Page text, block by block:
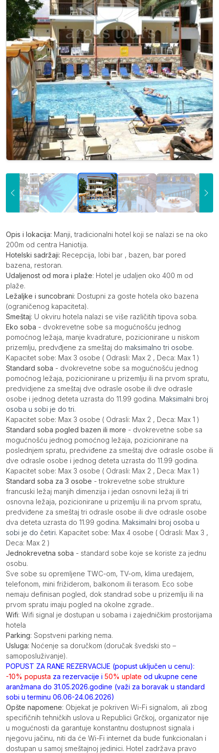
Opis
Opis i lokacija: Manji, tradicionalni hotel koji se nalazi se na oko
200m od centra Haniotija.
Hotelski sadržaji: Recepcija, lobi bar , bazen, bar pored
bazena, restoran.
Udaljenost od mora i plaže: Hotel je udaljen oko 400 m od
plaže.
Ležaljke i suncobrani: Dostupni za goste hotela oko bazena
(ograničenog kapaciteta).
Smeštaj: U okviru hotela nalazi se više različitih tipova soba.
Eko soba - dvokrevetne sobe sa mogućnošću jednog
pomoćnog ležaja, manje kvadrature, pozicionirane u niskom
prizemlju, predvđjene za smeštaj do maksimalno tri osobe.
Kapacitet sobe: Max 3 osobe ( Odrasli: Max 2 , Deca: Max 1 )
Standard soba - dvokrevetne sobe sa mogućnošću jednog
pomoćnog ležaja, pozicionirane u prizemlju ili na prvom spratu,
predvidjene za smeštaj dve odrasle osobe ili dve odrasle
osobe i jednog deteta uzrasta do 11.99 godina. Maksimalni broj
osoba u sobi je do tri.
Kapacitet sobe: Max 3 osobe ( Odrasli: Max 2 , Deca: Max 1 )
Standard soba pogled bazen ili more - dvokrevetne sobe sa
mogućnošću jednog pomoćnog ležaja, pozicionirane na
poslednjem spratu, predviđene za smeštaj dve odrasle osobe ili
dve odrasle osobe i jednog deteta uzrasta do 11.99 godina.
Kapacitet sobe: Max 3 osobe ( Odrasli: Max 2 , Deca: Max 1 )
Standard soba za 3 osobe - trokrevetne sobe strukture
francuski ležaj manjih dimenzija i jedan osnovni ležaj ili tri
osnovna ležaja, pozicionirane u prizemlju ili na prvom spratu,
predviđene za smeštaj tri odrasle osobe ili dve odrasle osobe
dva deteta uzrasta do 11.99 godina. Maksimalni broj osoba u
sobi je do četiri. Kapacitet sobe: Max 4 osobe ( Odrasli: Max 3 ,
Deca: Max 2 )
Jednokrevetna soba - standard sobe koje se koriste za jednu
osobu.
Sve sobe su opremljene TWC-om, TV-om, klima uređajem,
telefonom, mini frižiderom, balkonom ili terasom. Eco sobe
nemaju definisan pogled, dok standrad sobe u prizemlju ili na
prvom spratu imaju pogled na okolne zgrade..
Wifi: Wifi signal je dostupan u sobama i zajedničkim prostorijama
hotela
Parking: Sopstveni parking nema.
Usluga: Noćenje sa doručkom (doručak švedski sto –
samoposluživanje).
POPUST ZA RANE REZERVACIJE (popust uključen u cenu):
-10% popusta za rezervacije i 50% uplate od ukupne cene
aranžmana do 31.05.2026.godine (važi za boravak u standard
sobi u terminu 06.06-24.06.2026)
Opšte napomene: Objekat je pokriven Wi-Fi signalom, ali zbog
specifičnih tehničkih uslova u Republici Grčkoj, organizator nije
u mogućnosti da garantuje konstantnu dostupnost signala i
njegovu jačinu, niti da će Wi-Fi internet da bude funkcionalan i
dostupan u samoj smeštajnoj jedinici. Hotel zadržava pravo